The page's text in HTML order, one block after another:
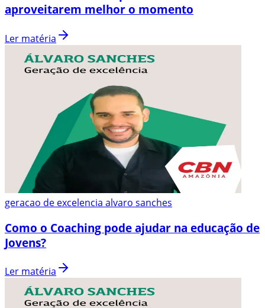
aproveitarem melhor o momento
Ler matéria
geracao de excelencia alvaro sanches
Como o Coaching pode ajudar na educação de
Jovens?
Ler matéria